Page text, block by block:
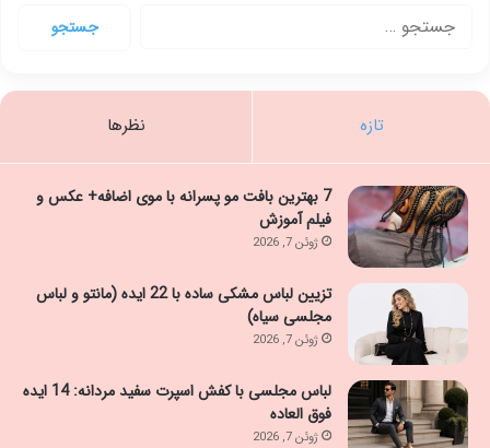
تازه نظرها
7 بهترین بافت مو پسرانه با موی اضافه+ عکس و
فیلم آموزش
ژوئن 7, 2026
تزیین لباس مشکی ساده با 22 ایده (مانتو و لباس
مجلسی سیاه)
ژوئن 7, 2026
لباس مجلسی با کفش اسپرت سفید مردانه: 14 ایده
فوق العاده
ژوئن 7, 2026